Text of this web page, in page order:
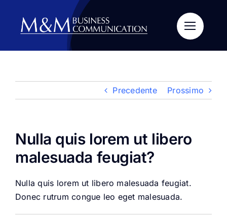
contenuto
Precedente Prossimo
Nulla quis lorem ut libero
malesuada feugiat?
Nulla quis lorem ut libero malesuada feugiat.
Donec rutrum congue leo eget malesuada.